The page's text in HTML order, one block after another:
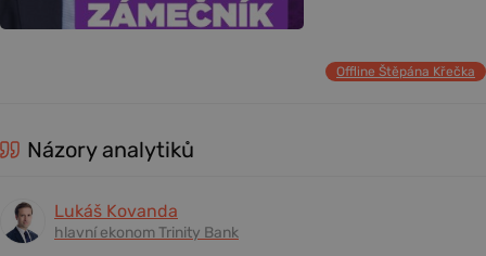
Offline Štěpána Křečka
Názory analytiků
Lukáš Kovanda
hlavní ekonom Trinity Bank